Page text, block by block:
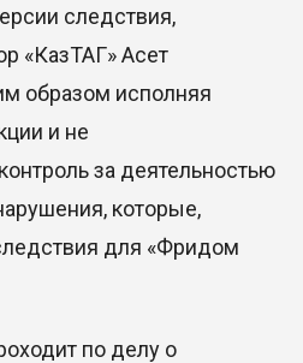
следствия,
«КазТАГ»Асет
образом исполняя
и не
за деятельностью
которые,
для «Фридом
по делу о